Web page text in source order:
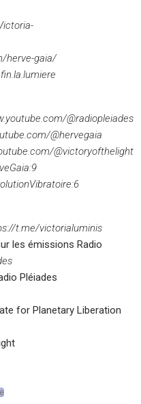
herve-gaia/
@radiopleiades
@hervegaia
@victoryofthelight
t.me/victorialuminis
les émissions Radio
Pléiades
for Planetary Liberation